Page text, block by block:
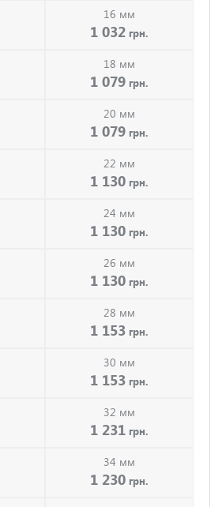
16 мм
1 032 грн.
18 мм
1 079 грн.
20 мм
1 079 грн.
22 мм
1 130 грн.
24 мм
1 130 грн.
26 мм
1 130 грн.
28 мм
1 153 грн.
30 мм
1 153 грн.
32 мм
1 231 грн.
34 мм
1 230 грн.